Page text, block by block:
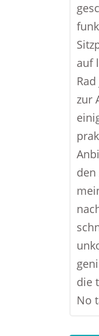
auf
zur
den
die
No